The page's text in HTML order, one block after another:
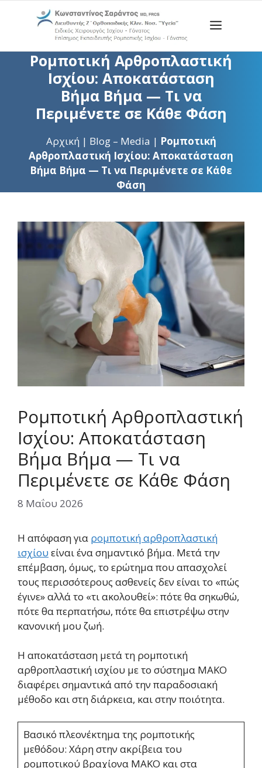
Μετάβαση
περιεχόμενο
Menu
Ρομποτική Αρθροπλαστική
Ισχίου: Αποκατάσταση
Βήμα Βήμα — Τι να
Περιμένετε σε Κάθε Φάση
Αρχική | Blog – Media | Ρομποτική
Αρθροπλαστική Ισχίου: Αποκατάσταση
Βήμα Βήμα — Τι να Περιμένετε σε Κάθε
Φάση
Ρομποτική Αρθροπλαστική
Ισχίου: Αποκατάσταση
Βήμα Βήμα — Τι να
Περιμένετε σε Κάθε Φάση
8 Μαΐου 2026
Η απόφαση για ρομποτική αρθροπλαστική
ισχίου είναι ένα σημαντικό βήμα. Μετά την
επέμβαση, όμως, το ερώτημα που απασχολεί
τους περισσότερους ασθενείς δεν είναι το «πώς
έγινε» αλλά το «τι ακολουθεί»: πότε θα σηκωθώ,
πότε θα περπατήσω, πότε θα επιστρέψω στην
κανονική μου ζωή.
Η αποκατάσταση μετά τη ρομποτική
αρθροπλαστική ισχίου με το σύστημα MAKO
διαφέρει σημαντικά από την παραδοσιακή
μέθοδο και στη διάρκεια, και στην ποιότητα.
Βασικό πλεονέκτημα της ρομποτικής
μεθόδου: Χάρη στην ακρίβεια του
ρομποτικού βραχίονα MAKO και στα